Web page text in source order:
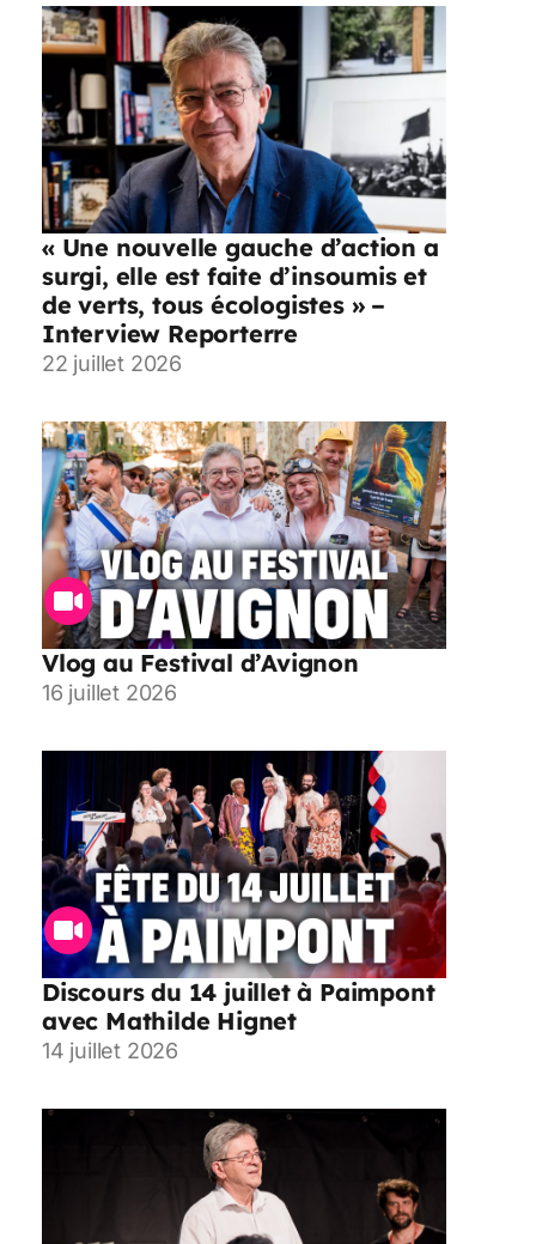
« Une nouvelle gauche d’action a
surgi, elle est faite d’insoumis et
de verts, tous écologistes » –
Interview Reporterre
22 juillet 2026
Vlog au Festival d’Avignon
16 juillet 2026
Discours du 14 juillet à Paimpont
avec Mathilde Hignet
14 juillet 2026